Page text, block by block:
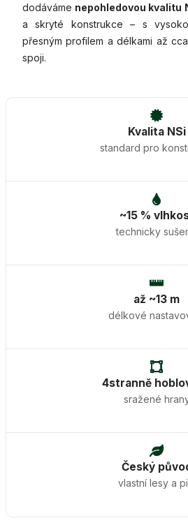
dodáváme nepohledovou kvalitu
a skryté konstrukce – s
přesným profilem a délkami až
spoji.
Kvalita NSi
standard pro
~15 %
technicky
až ~13 m
délkové
4stranně
sražené
Český
vlastní lesy a